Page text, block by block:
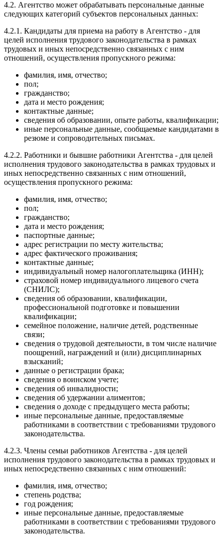
4.2. Агентство может обрабатывать персональные данные
следующих категорий субъектов персональных данных:
4.2.1. Кандидаты для приема на работу в Агентство - для
целей исполнения трудового законодательства в рамках
трудовых и иных непосредственно связанных с ним
отношений, осуществления пропускного режима:
фамилия, имя, отчество;
пол;
гражданство;
дата и место рождения;
контактные данные;
сведения об образовании, опыте работы, квалификации;
иные персональные данные, сообщаемые кандидатами в
резюме и сопроводительных письмах.
4.2.2. Работники и бывшие работники Агентства - для целей
исполнения трудового законодательства в рамках трудовых и
иных непосредственно связанных с ним отношений,
осуществления пропускного режима:
фамилия, имя, отчество;
пол;
гражданство;
дата и место рождения;
паспортные данные;
адрес регистрации по месту жительства;
адрес фактического проживания;
контактные данные;
индивидуальный номер налогоплательщика (ИНН);
страховой номер индивидуального лицевого счета
(СНИЛС);
сведения об образовании, квалификации,
профессиональной подготовке и повышении
квалификации;
семейное положение, наличие детей, родственные
связи;
сведения о трудовой деятельности, в том числе наличие
поощрений, награждений и (или) дисциплинарных
взысканий;
данные о регистрации брака;
сведения о воинском учете;
сведения об инвалидности;
сведения об удержании алиментов;
сведения о доходе с предыдущего места работы;
иные персональные данные, предоставляемые
работниками в соответствии с требованиями трудового
законодательства.
4.2.3. Члены семьи работников Агентства - для целей
исполнения трудового законодательства в рамках трудовых и
иных непосредственно связанных с ним отношений:
фамилия, имя, отчество;
степень родства;
год рождения;
иные персональные данные, предоставляемые
работниками в соответствии с требованиями трудового
законодательства.